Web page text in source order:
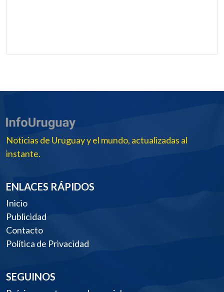
Noticias de Uruguay y el mundo, actualizadas al
instante.
ENLACES RÁPIDOS
Inicio
Publicidad
Contacto
Política de Privacidad
SEGUINOS